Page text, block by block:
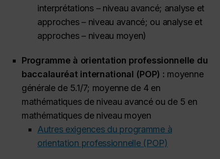
interprétations – niveau avancé; analyse et
approches – niveau avancé; ou analyse et
approches – niveau moyen)
Programme à orientation professionnelle du
baccalauréat international (POP) : moyenne
générale de 5.1/7; moyenne de 4 en
mathématiques de niveau avancé ou de 5 en
mathématiques de niveau moyen
Autres exigences du programme à
orientation professionnelle (POP)